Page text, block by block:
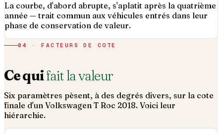
La courbe, d'abord abrupte, s'aplatit après la quatrième
année — trait commun aux véhicules entrés dans leur
phase de conservation de valeur.
04 · FACTEURS DE COTE
Ce quifait la valeur
Six paramètres pèsent, à des degrés divers, sur la cote
finale d'un Volkswagen T Roc 2018. Voici leur
hiérarchie.